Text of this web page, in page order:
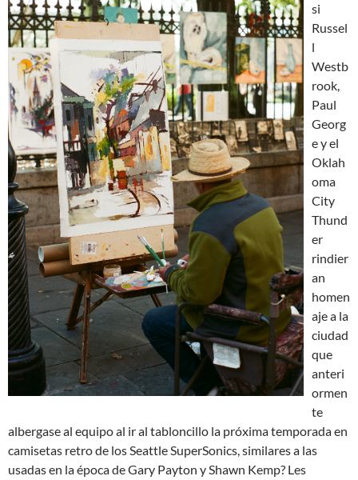
si
Russel
l
Westb
rook,
Paul
Georg
e y el
Oklah
oma
City
Thund
er
rindier
an
homen
aje a la
ciudad
que
anteri
ormen
te
albergase al equipo al ir al tabloncillo la próxima temporada en
camisetas retro de los Seattle SuperSonics, similares a las
usadas en la época de Gary Payton y Shawn Kemp? Les